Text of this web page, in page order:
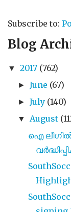
Subscribe to:
Blog
▼ 2017 (762)
►June (67)
►July (140)
▼ August
ഐ ലീഗിൽ